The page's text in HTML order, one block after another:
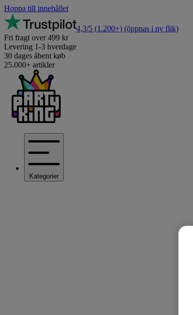
Hoppa till innehållet
4,3/5 (1.200+) (öppnas i ny flik)
Fri fragt over 499 kr
Levering 1-3 hverdage
30 dages åbent køb
25.000+ artikler
Kategorier